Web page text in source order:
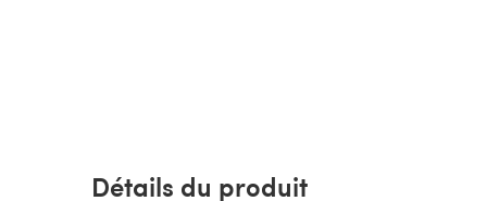
Détails du produit